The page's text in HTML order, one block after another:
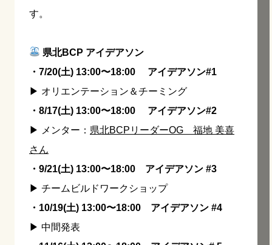
す。
県北BCP アイデアソン
・7/20(土) 13:00〜18:00 アイデアソン#1
▶︎ オリエンテーション＆チーミング
・8/17(土) 13:00〜18:00 アイデアソン#2
▶︎ メンター： 県北BCPリーダーOG 福地 美喜
さん
・9/21(土) 13:00〜18:00 アイデアソン #3
▶︎ チームビルドワークショップ
・10/19(土) 13:00〜18:00 アイデアソン #4
▶︎ 中間発表